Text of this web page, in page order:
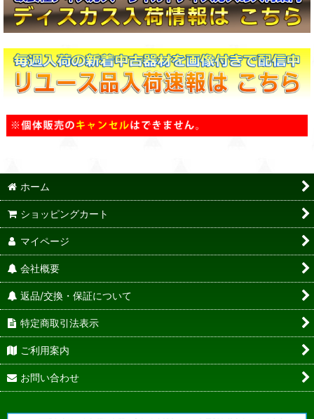
ホーム
ショッピングカート
マイページ
会社概要
返品/交換・保証について
特定商取引法表示
ご利用案内
お問い合わせ